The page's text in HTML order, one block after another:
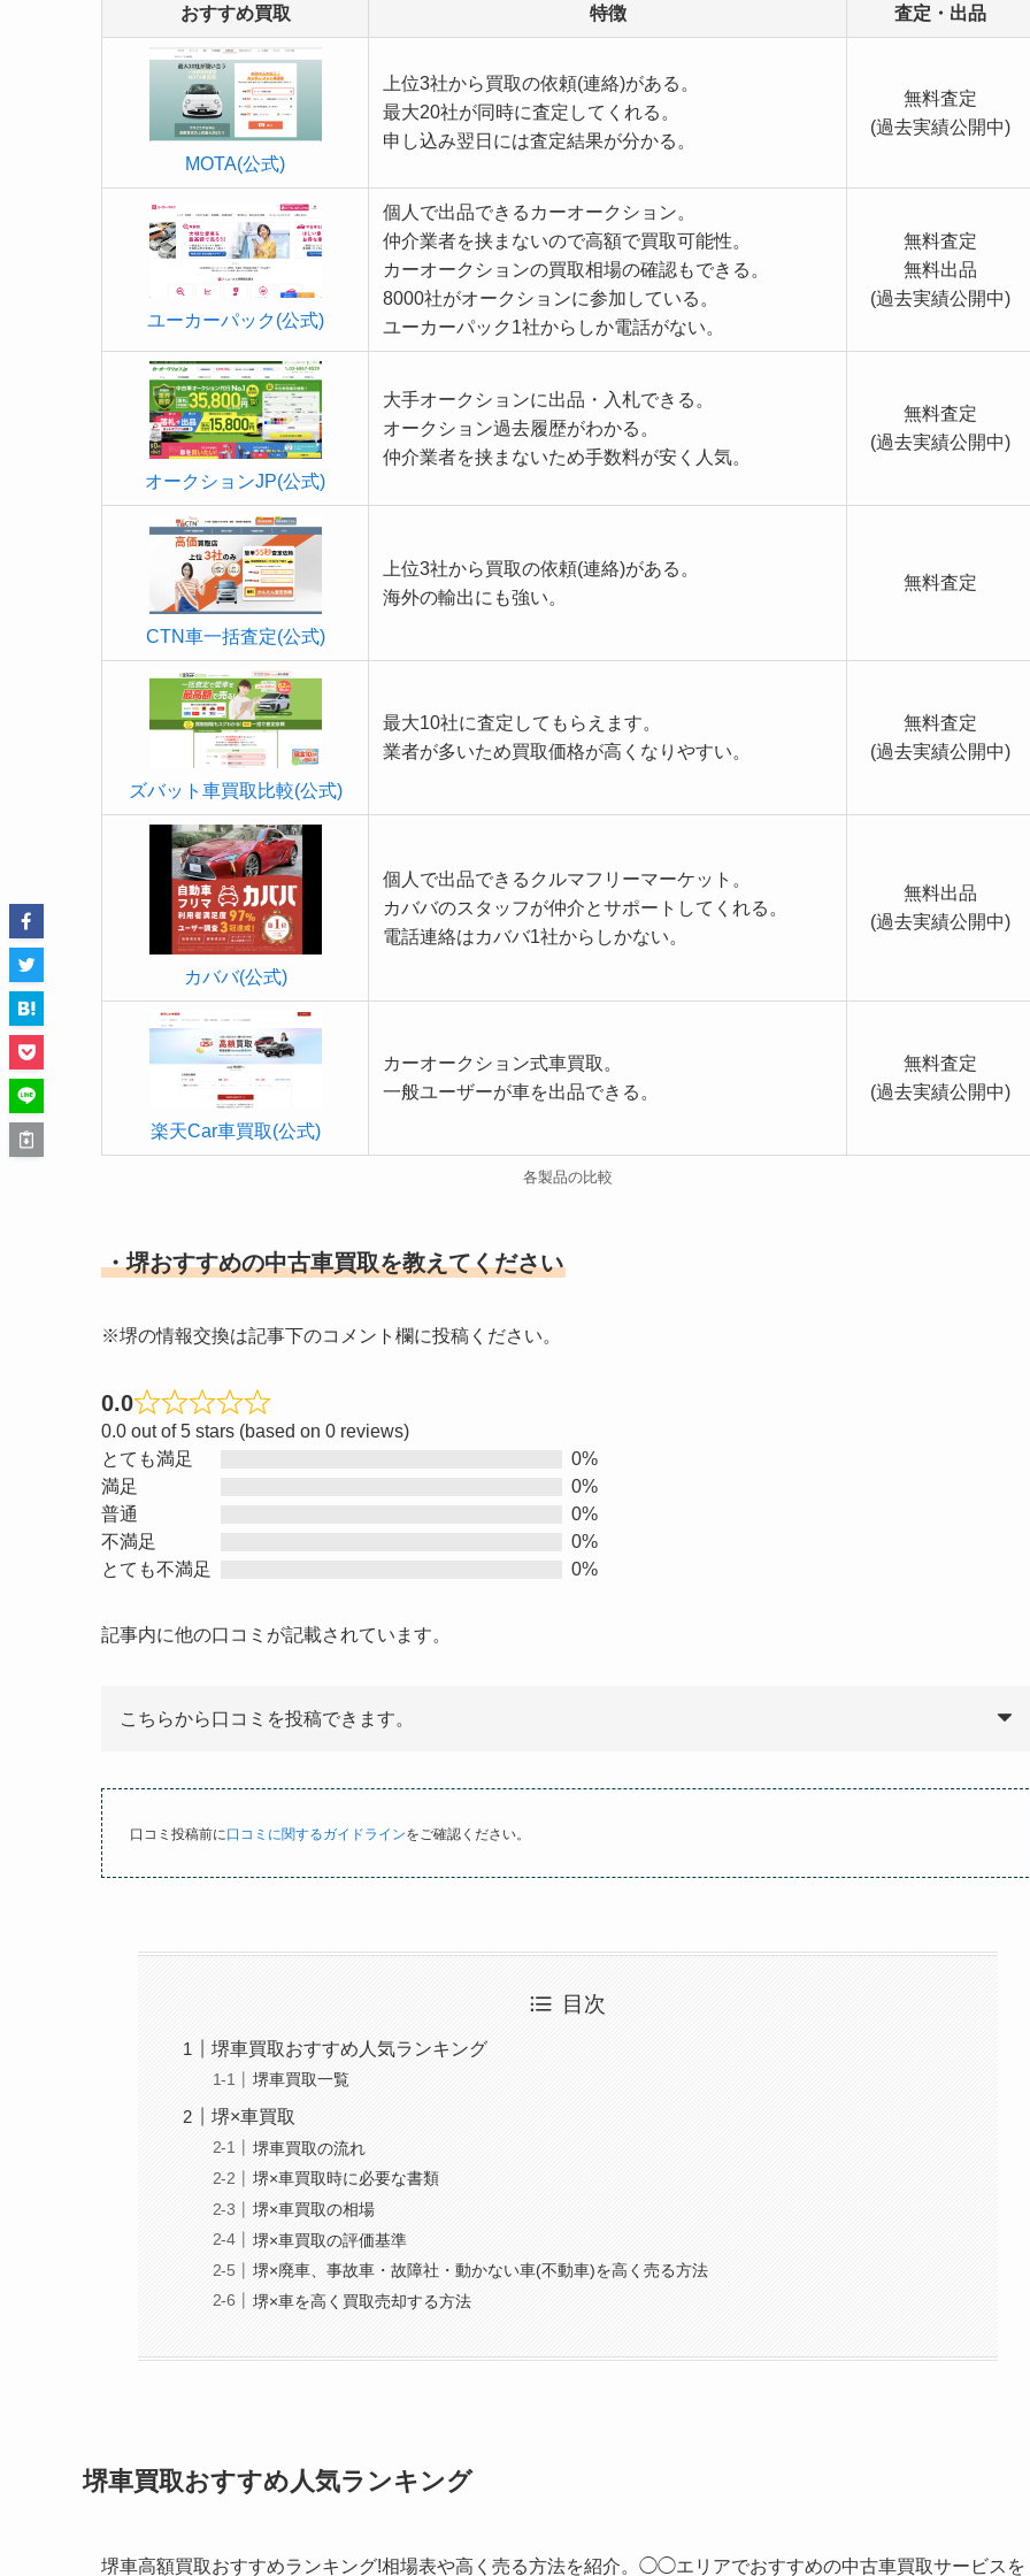
おすすめ買取 特徴 査定・出品
MOTA(公式)
上位3社から買取の依頼(連絡)がある。
最大20社が同時に査定してくれる。
申し込み翌日には査定結果が分かる。
無料査定
(過去実績公開中)
ユーカーパック(公式)
個人で出品できるカーオークション。
仲介業者を挟まないので高額で買取可能性。
カーオークションの買取相場の確認もできる。
8000社がオークションに参加している。
ユーカーパック1社からしか電話がない。
無料査定
無料出品
(過去実績公開中)
オークションJP(公式)
大手オークションに出品・入札できる。
オークション過去履歴がわかる。
仲介業者を挟まないため手数料が安く人気。
無料査定
(過去実績公開中)
CTN車一括査定(公式)
上位3社から買取の依頼(連絡)がある。
海外の輸出にも強い。
無料査定
ズバット車買取比較(公式)
最大10社に査定してもらえます。
業者が多いため買取価格が高くなりやすい。
無料査定
(過去実績公開中)
カババ(公式)
個人で出品できるクルマフリーマーケット。
カババのスタッフが仲介とサポートしてくれる。
電話連絡はカババ1社からしかない。
無料出品
(過去実績公開中)
楽天Car車買取(公式)
カーオークション式車買取。
一般ユーザーが車を出品できる。
無料査定
(過去実績公開中)
各製品の比較
・堺おすすめの中古車買取を教えてください
※堺の情報交換は記事下のコメント欄に投稿ください。
0.0
R
0
o
o
5
0.0 out of 5 stars (based on 0 reviews)
とても満足
0%
満足
0%
普通
0%
不満足
0%
とても不満足
0%
記事内に他の口コミが記載されています。
こちらから口コミを投稿できます。
口コミ投稿前に口コミに関するガイドラインをご確認ください。
目次
堺車買取おすすめ人気ランキング
堺車買取一覧
堺×車買取
堺車買取の流れ
堺×車買取時に必要な書類
堺×車買取の相場
堺×車買取の評価基準
堺×廃車、事故車・故障社・動かない車(不動車)を高く売る方法
堺×車を高く買取売却する方法
堺車買取おすすめ人気ランキング
堺車高額買取おすすめランキング!相場表や高く売る方法を紹介。◯◯エリアでおすすめの中古車買取サービスを